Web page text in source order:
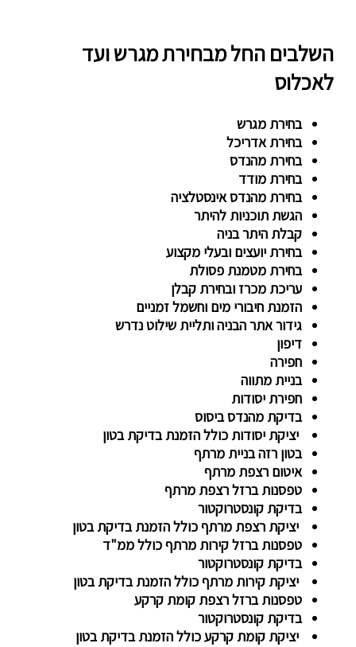
השלבים החל מבחירת מגרש ועד
לאכלוס
בחירת מגרש
בחירת אדריכל
בחירת מהנדס
בחירת מודד
בחירת מהנדס אינסטלציה
הגשת תוכניות להיתר
קבלת היתר בניה
בחירת יועצים ובעלי מקצוע
בחירת מטמנת פסולת
עריכת מכרז ובחירת קבלן
הזמנת חיבורי מים וחשמל זמניים
גידור אתר הבניה ותליית שילוט נדרש
דיפון
חפירה
בניית מתווה
חפירת יסודות
בדיקת מהנדס ביסוס
יציקת יסודות כולל הזמנת בדיקת בטון
בטון רזה בניית מרתף
איטום רצפת מרתף
טפסנות ברזל רצפת מרתף
בדיקת קונסטרוקטור
יציקת רצפת מרתף כולל הזמנת בדיקת בטון
טפסנות ברזל קירות מרתף כולל ממ"ד
בדיקת קונסטרוקטור
יציקת קירות מרתף כולל הזמנת בדיקת בטון
טפסנות ברזל רצפת קומת קרקע
בדיקת קונסטרוקטור
יציקת קומת קרקע כולל הזמנת בדיקת בטון